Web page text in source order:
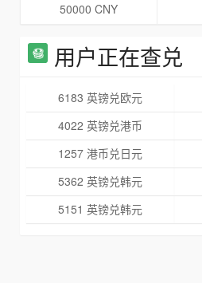
50000 CNY
用户正在查兑
6183 英镑兑欧元
4022 英镑兑港币
1257 港币兑日元
5362 英镑兑韩元
5151 英镑兑韩元